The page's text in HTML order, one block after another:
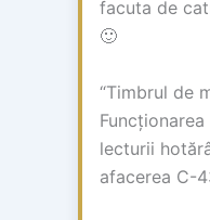
facuta de
🙂
“Timbrul de
lecturii
afacerea C-